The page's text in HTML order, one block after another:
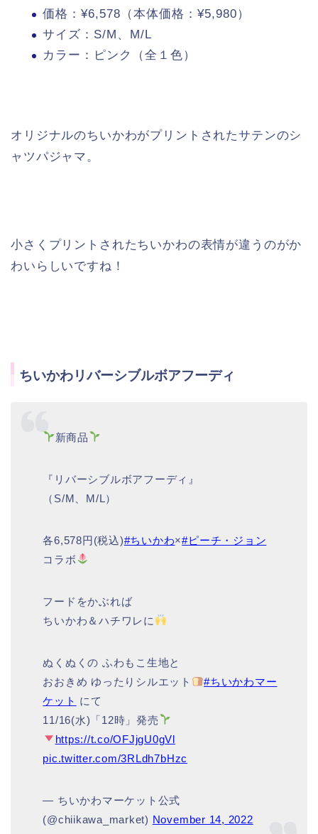
価格：¥6,578（本体価格：¥5,980）
サイズ：S/M、M/L
カラー：ピンク（全１色）
オリジナルのちいかわがプリントされたサテンのシ
ャツパジャマ。
小さくプリントされたちいかわの表情が違うのがか
わいらしいですね！
ちいかわリバーシブルボアフーディ
新商品
『リバーシブルボアフーディ』
（S/M、M/L）
各6,578円(税込)#ちいかわ×#ピーチ・ジョン
コラボ
フードをかぶれば
ちいかわ＆ハチワレに
ぬくぬくの ふわもこ生地と
おおきめ ゆったりシルエット
#ちいかわマー
ケット にて
11/16(水)「12時」発売
https://t.co/OFJjgU0gVl
pic.twitter.com/3RLdh7bHzc
— ちいかわマーケット公式
(@chiikawa_market) November 14, 2022